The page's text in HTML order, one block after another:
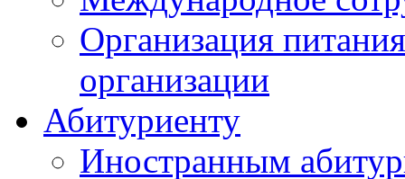
Организация
организации
Абитуриенту
Иностранным